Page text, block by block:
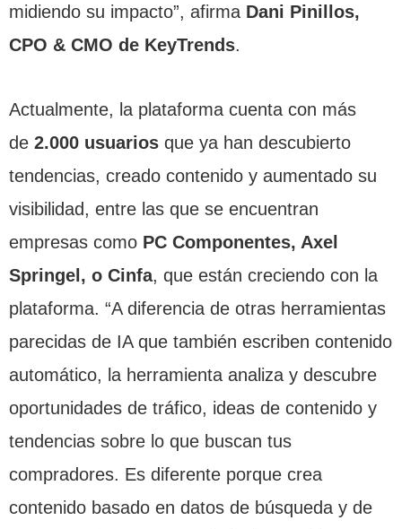
midiendo su impacto”, afirma Dani Pinillos,
CPO & CMO de KeyTrends.
Actualmente, la plataforma cuenta con más
de 2.000 usuarios que ya han descubierto
tendencias, creado contenido y aumentado su
visibilidad, entre las que se encuentran
empresas como PC Componentes, Axel
Springel, o Cinfa, que están creciendo con la
plataforma. “A diferencia de otras herramientas
parecidas de IA que también escriben contenido
automático, la herramienta analiza y descubre
oportunidades de tráfico, ideas de contenido y
tendencias sobre lo que buscan tus
compradores. Es diferente porque crea
contenido basado en datos de búsqueda y de